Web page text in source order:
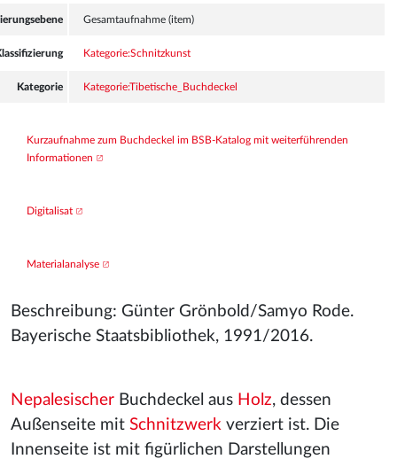
Gesamtaufnahme (item)
Kategorie:Schnitzkunst
Kategorie Kategorie:Tibetische_Buchdeckel
Kurzaufnahme zum Buchdeckel im BSB-Katalog mit weiterführenden
Informationen
Digitalisat
Materialanalyse
Beschreibung: Günter Grönbold/Samyo Rode.
Bayerische Staatsbibliothek, 1991/2016.
Nepalesischer Buchdeckel aus Holz, dessen
Außenseite mit Schnitzwerk verziert ist. Die
Innenseite ist mit figürlichen Darstellungen